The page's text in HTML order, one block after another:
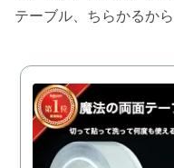
テーブル、ちらかるから